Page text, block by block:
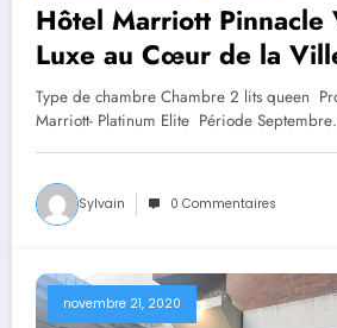
Hôtel Marriott Pinnacle
Luxe au Cœur de la
Type de chambre Chambre 2 lits queen
Marriott- Platinum Elite Période
Sylvain 0 Commentaires
novembre 21, 2020